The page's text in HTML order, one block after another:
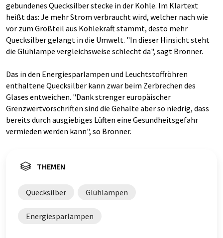
gebundenes Quecksilber stecke in der Kohle. Im Klartext
heißt das: Je mehr Strom verbraucht wird, welcher nach wie
vor zum Großteil aus Kohlekraft stammt, desto mehr
Quecksilber gelangt in die Umwelt. "In dieser Hinsicht steht
die Glühlampe vergleichsweise schlecht da", sagt Bronner.
Das in den Energiesparlampen und Leuchtstoffröhren
enthaltene Quecksilber kann zwar beim Zerbrechen des
Glases entweichen. "Dank strenger europäischer
Grenzwertvorschriften sind die Gehalte aber so niedrig, dass
bereits durch ausgiebiges Lüften eine Gesundheitsgefahr
vermieden werden kann", so Bronner.
THEMEN
Quecksilber Glühlampen
Energiesparlampen